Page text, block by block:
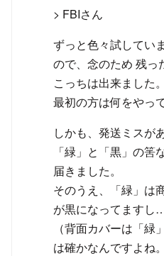
> FBIさん
ずっと色々試してい
ので、念のため 残っ
こっちは出来ました。
最初の方は何をやっ
しかも、発送ミスが
「緑」と「黒」の
届きました。
そのうえ、「緑」は
が黒になってます
（背面カバーは「
は確かなんですよね。